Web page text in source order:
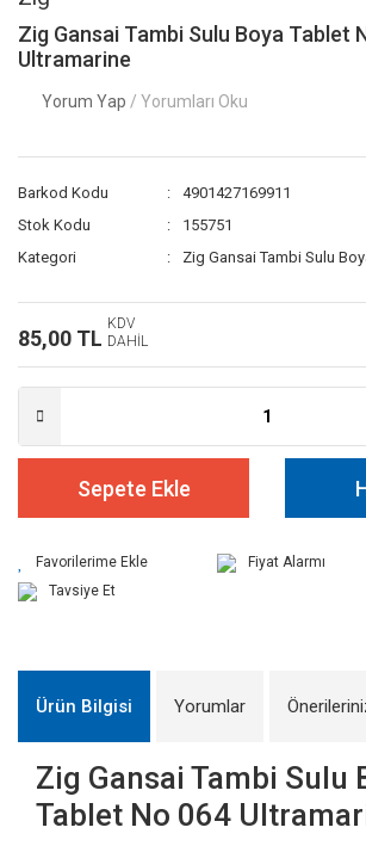
Zig Gansai Tambi Sulu Boya Tablet
Ultramarine
Yorum Yap / Yorumları Oku
Barkod Kodu
4901427169911
Stok Kodu
155751
Kategori
Zig Gansai Tambi Sulu
85,00 TL
KDV
DAHİL
Sepete Ekle
Fiyat Alarmı
Tavsiye Et
Ürün Bilgisi Yorumlar
Zig Gansai Tambi Sulu
Tablet No 064